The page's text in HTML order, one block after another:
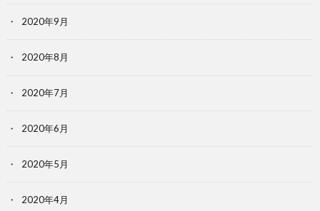
2020年9月
2020年8月
2020年7月
2020年6月
2020年5月
2020年4月